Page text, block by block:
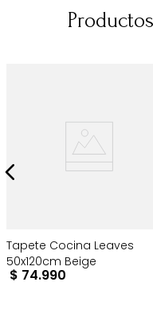
Tapete Cocina Leaves
50x120cm Beige
$ 74.990